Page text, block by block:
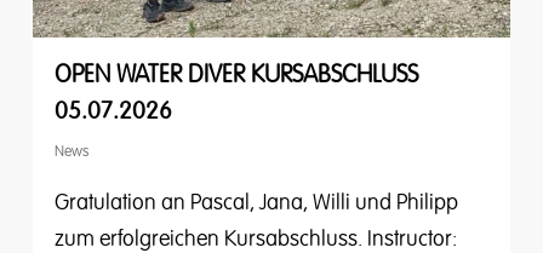
OPEN WATER DIVER KURSABSCHLUSS
05.07.2026
News
Gratulation an Pascal, Jana, Willi und Philipp
zum erfolgreichen Kursabschluss. Instructor: